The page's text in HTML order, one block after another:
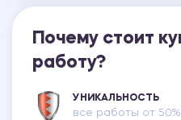
Почему стоит
работу?
УНИКАЛЬНОСТЬ
все работы от